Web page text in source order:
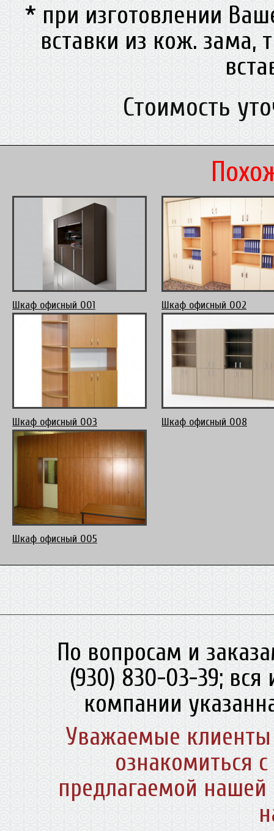
* при изготовлении
вставки из кож. зама,
Стоимость
Шкаф офисный 001 Шкаф офисный 002
Шкаф офисный 003 Шкаф офисный 008
Шкаф офисный 005
По вопросам и
(930) 830-03-39;
компании
Уважаемые
ознакомиться
предлагаемой